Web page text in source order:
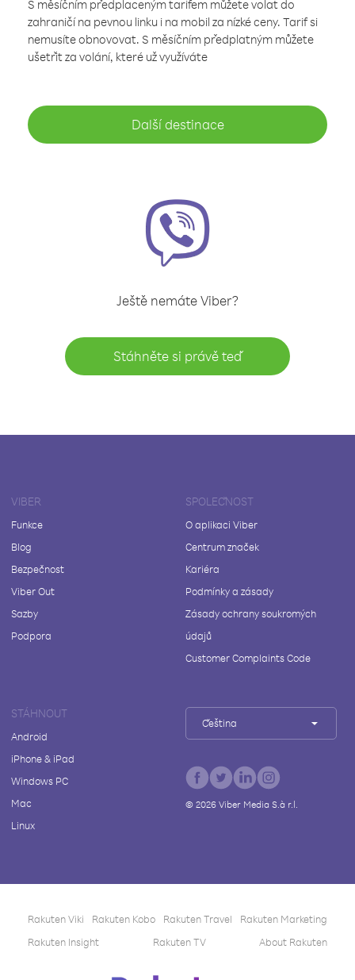
S měsíčním předplaceným tarifem můžete volat do
zahraničí na pevnou linku i na mobil za nízké ceny. Tarif si
nemusíte obnovovat. S měsíčním předplatným můžete
ušetřit za volání, které už využíváte
Další destinace
Ještě nemáte Viber?
Stáhněte si právě teď
VIBER
Funkce
Blog
Bezpečnost
Viber Out
Sazby
Podpora
SPOLEČNOST
O aplikaci Viber
Centrum značek
Kariéra
Podmínky a zásady
Zásady ochrany soukromých
údajů
Customer Complaints Code
STÁHNOUT
Android
iPhone & iPad
Windows PC
Mac
Linux
Čeština
© 2026Viber Media S.à r.l.
Rakuten Viki Rakuten Kobo Rakuten Travel
Rakuten Marketing
Rakuten Insight
Rakuten TV About Rakuten